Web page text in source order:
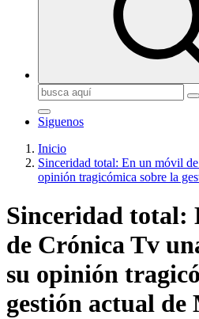
Buscar:
Siguenos
Inicio
Sinceridad total: En un móvil
opinión tragicómica sobre la
Sinceridad total:
de Crónica Tv
su opinión
gestión actual de